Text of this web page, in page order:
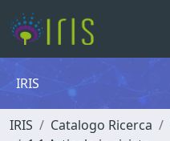
IRIS
IRIS Catalogo Ricerca